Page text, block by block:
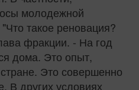
молодежной
такое реновация?
фракции. - На год
дома. Это опыт,
Это совершенно
В других условиях